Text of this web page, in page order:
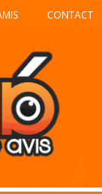
CONTACT